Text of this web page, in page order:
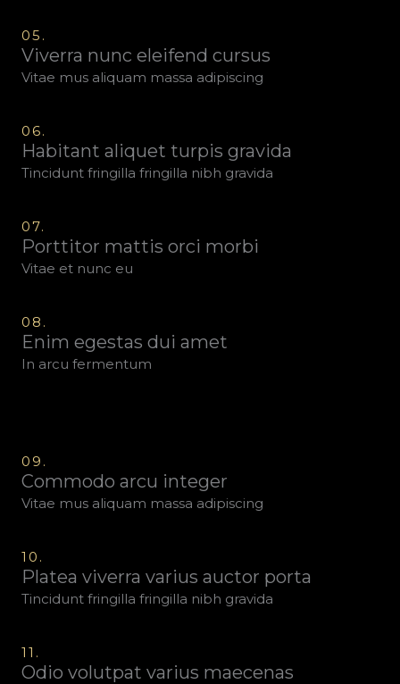
05.
Viverra nunc eleifend cursus
Vitae mus aliquam massa adipiscing
06.
Habitant aliquet turpis gravida
Tincidunt fringilla fringilla nibh gravida
07.
Porttitor mattis orci morbi
Vitae et nunc eu
08.
Enim egestas dui amet
In arcu fermentum
09.
Commodo arcu integer
Vitae mus aliquam massa adipiscing
10.
Platea viverra varius auctor porta
Tincidunt fringilla fringilla nibh gravida
11.
Odio volutpat varius maecenas